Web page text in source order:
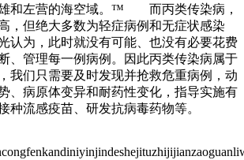
雄和左营的海空域。™ 而丙类传染病，
，但绝大多数为轻症病例和无症状感染
认为，此时就没有可能、也没有必要花费
、管理每一例病例。因此丙类传染病属于
我们只需要及时发现并抢救危重病例，动
、病原体变异和耐药性变化，指导实施有
种流感疫苗、研发抗病毒药物等。